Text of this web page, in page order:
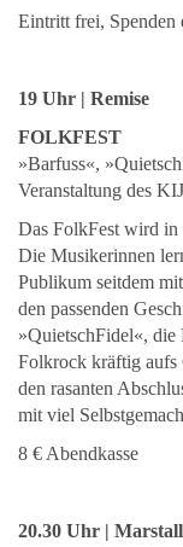
Eintritt frei, Spenden
19 Uhr | Remise
FOLKFEST
»Barfuss«,
Veranstaltung des
Das FolkFest wird in
Die Musikerinnen
Publikum seitdem
den passenden
»QuietschFidel«, die
Folkrock kräftig aufs
den rasanten
mit viel
8 € Abendkasse
20.30 Uhr |